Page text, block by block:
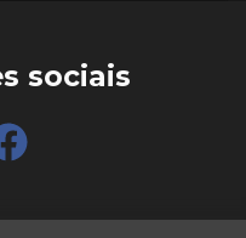
sociais